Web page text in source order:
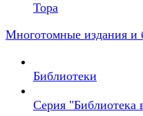
Тора
Многотомные издания и
Библиотеки
Серия "Библиотека